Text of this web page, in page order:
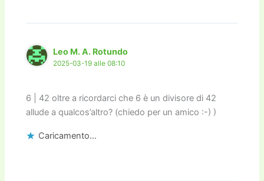
Leo M. A. Rotundo
2025-03-19 alle 08:10
6 | 42 oltre a ricordarci che 6 è un divisore di 42
allude a qualcos’altro? (chiedo per un amico :-) )
Caricamento...